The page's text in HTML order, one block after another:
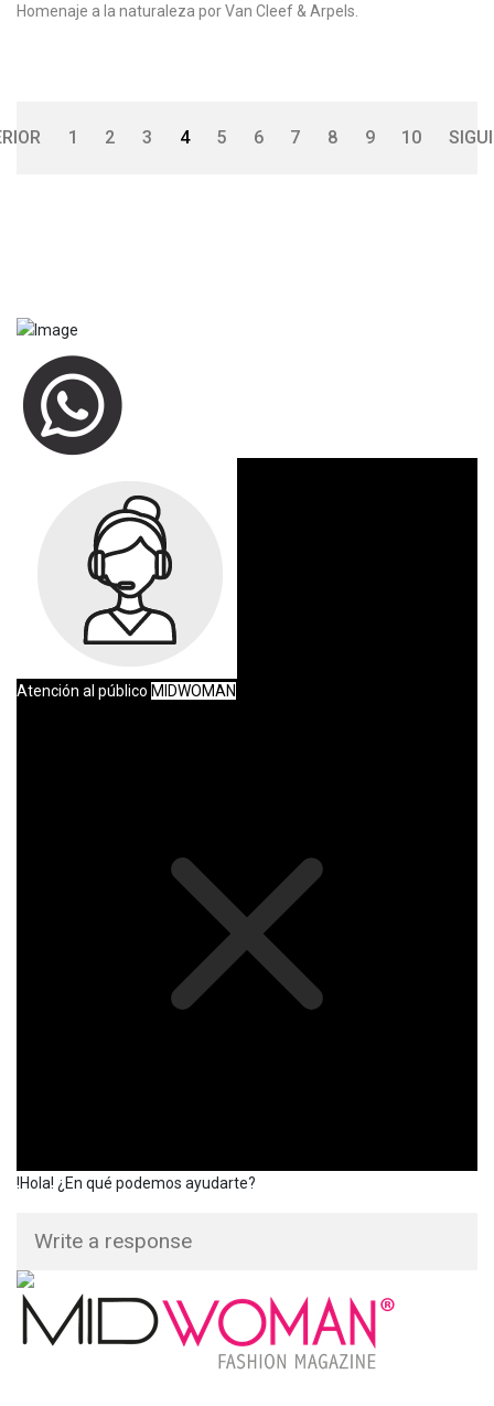
Homenaje a la naturaleza por Van Cleef & Arpels.
1 2 3 4 5 6 7 8 9 10
Atención al público MIDWOMAN
!Hola! ¿En qué podemos ayudarte?